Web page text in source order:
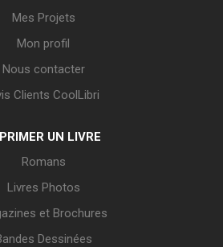
Mes Projets
Mon profil
Nous contacter
Clients CoolLibri
UN LIVRE
Romans
Livres Photos
et Brochures
Dessinées